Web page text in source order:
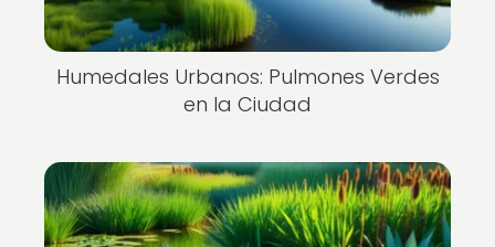
Humedales Urbanos: Pulmones Verdes
en la Ciudad